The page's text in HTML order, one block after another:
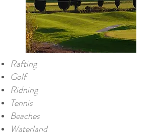
Rafting
Golf
Ridning
Tennis
Beaches
Waterland